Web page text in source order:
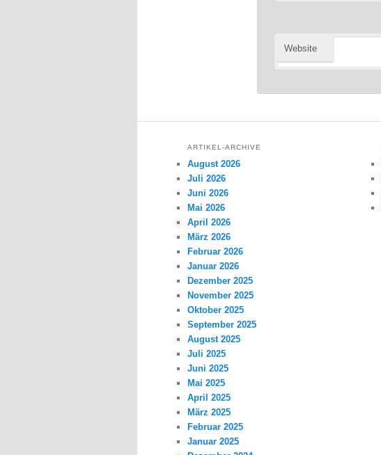
Website
ARTIKEL-ARCHIVE
August 2026
Juli 2026
Juni 2026
Mai 2026
April 2026
März 2026
Februar 2026
Januar 2026
Dezember 2025
November 2025
Oktober 2025
September 2025
August 2025
Juli 2025
Juni 2025
Mai 2025
April 2025
März 2025
Februar 2025
Januar 2025